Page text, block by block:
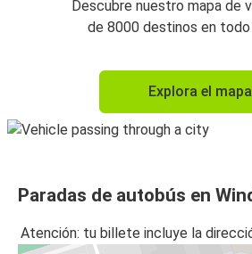
Descubre nuestro mapa de
de 8000 destinos en todo
Explora el mapa
Paradas de autobús en
Atención: tu billete incluye la